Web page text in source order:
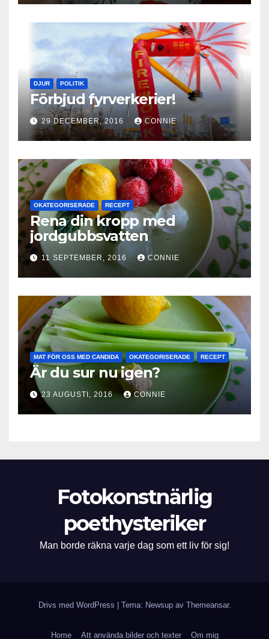
DJUR POLITIK
Förbjud fyrverkerier!
29 DECEMBER, 2016 CONNIE
OKATEGORISERADE RECEPT
Rena din kropp med
jordgubbsvatten
11 SEPTEMBER, 2016 CONNIE
MAT FÖR OSS MED CANDIDA OKATEGORISERADE RECEPT
Är du sur nu igen?
23 AUGUSTI, 2016 CONNIE
Fotokonstnärlig
poethysteriker
Man borde räkna varje dag som ett liv för sig!
Drivs med WordPress Tema: Newsup av Themeansar.
Home Att använda bilder och texter Om mig